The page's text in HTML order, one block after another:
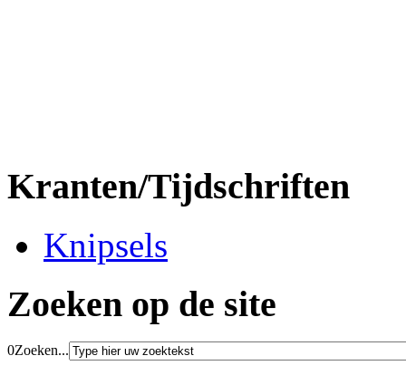
Kranten/Tijdschriften
Knipsels
Zoeken op de site
0Zoeken...